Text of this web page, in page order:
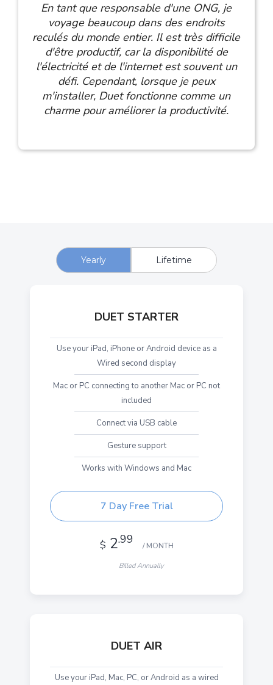
En tant que responsable d'une ONG, je
voyage beaucoup dans des endroits
reculés du monde entier. Il est très difficile
d'être productif, car la disponibilité de
l'électricité et de l'internet est souvent un
défi. Cependant, lorsque je peux
m'installer, Duet fonctionne comme un
charme pour améliorer la productivité.
Yearly Lifetime
DUET STARTER
Use your iPad, iPhone or Android device as a
Wired second display
Mac or PC connecting to another Mac or PC not
included
Connect via USB cable
Gesture support
Works with Windows and Mac
7 Day Free Trial
$ 2.99 / MONTH
Billed Annually
DUET AIR
Use your iPad, Mac, PC, or Android as a wired